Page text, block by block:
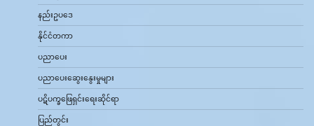
နည်းဥပဒေ
နိုင်ငံတကာ
ပညာပေး
ပညာပေးဆွေးနွေးမှုများ
ပဋိပက္ခဖြေရှင်းရေးဆိုင်ရာ
ပြည်တွင်း